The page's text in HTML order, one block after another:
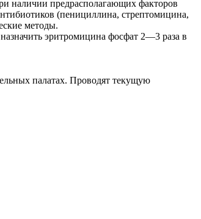
наличии предрасполагающих факторов
(пенициллина, стрептомицина,
методы.
эритромицина фосфат 2—3 раза в
палатах. Проводят текущую